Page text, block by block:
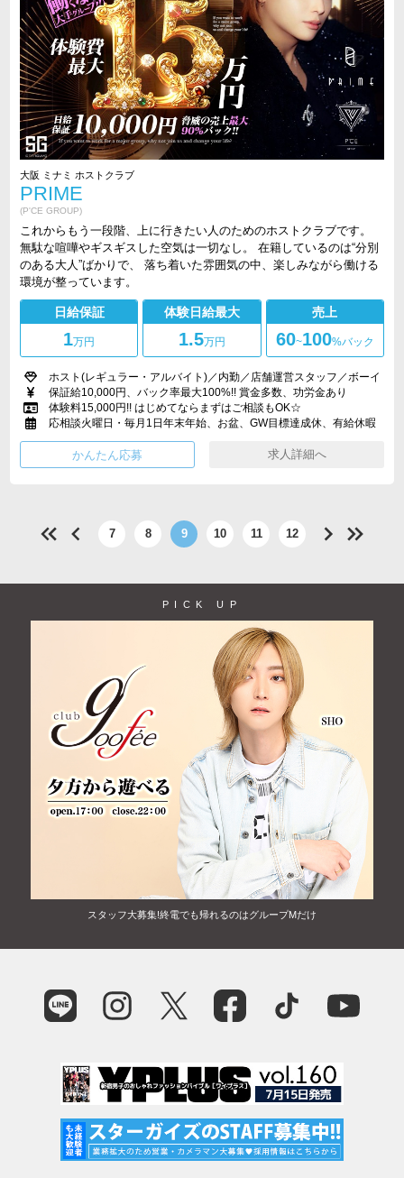
大阪 ミナミ ホストクラブ
PRIME
(P'CE GROUP)
これからもう一段階、上に行きたい人のためのホストクラブです。
無駄な喧嘩やギスギスした空気は一切なし。 在籍しているのは“分別
のある大人”ばかりで、 落ち着いた雰囲気の中、楽しみながら働ける
環境が整っています。
日給保証
1万円
体験日給最大
1.5万円
売上
60~100%バック
ホスト(レギュラー・アルバイト)／内勤／店舗運営スタッフ／ボーイ
保証給10,000円、バック率最大100%!! 賞金多数、功労金あり
体験料15,000円!! はじめてならまずはご相談もOK☆
応相談火曜日・毎月1日年末年始、お盆、GW目標達成休、有給休暇
求人詳細へ
7 8 9 10 11 12
PICK UP
スタッフ大募集!終電でも帰れるのはグループMだけ